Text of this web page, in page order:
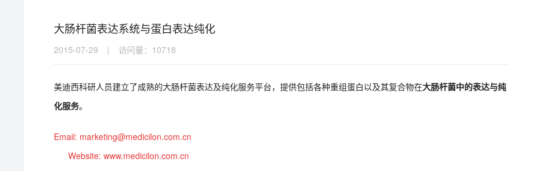
大肠杆菌表达系统与蛋白表达纯化
2015-07-29 | 访问量： 10718
美迪西科研人员建立了成熟的大肠杆菌表达及纯化服务平台，提供包括各种重组蛋白以及其复合物在大肠杆菌中的表达与纯
化服务。
Email: marketing@medicilon.com.cn
Website: www.medicilon.com.cn